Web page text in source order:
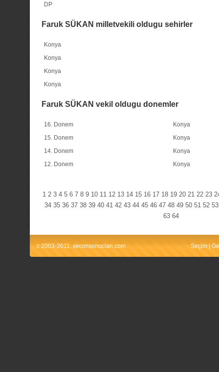
DP
Faruk SÜKAN milletvekili oldugu sehirler
Konya
Konya
Konya
Konya
Faruk SÜKAN vekil oldugu donemler
16. Donem
Konya
15. Donem
Konya
14. Donem
Konya
12. Donem
Konya
1 2 3 4 5 6 7 8 9 10 11 12 13 14 15 16 17 18 19 20 21 22 23
34 35 36 37 38 39 40 41 42 43 44 45 46 47 48 49 50 51 52 53
63 64
c 2003-2011. secimsonuclari.com Seçim |